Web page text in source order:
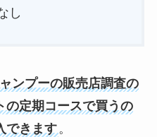
し
ンプーの販売店調査の
の定期コースで買うの
できます。